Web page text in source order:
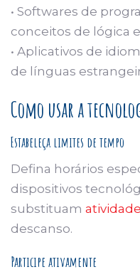
• Softwares de
conceitos de lógica
• Aplicativos de
de línguas
Como usar a
Estabeleça limites de tempo
Defina horários
dispositivos
substituam
descanso.
Participe ativamente